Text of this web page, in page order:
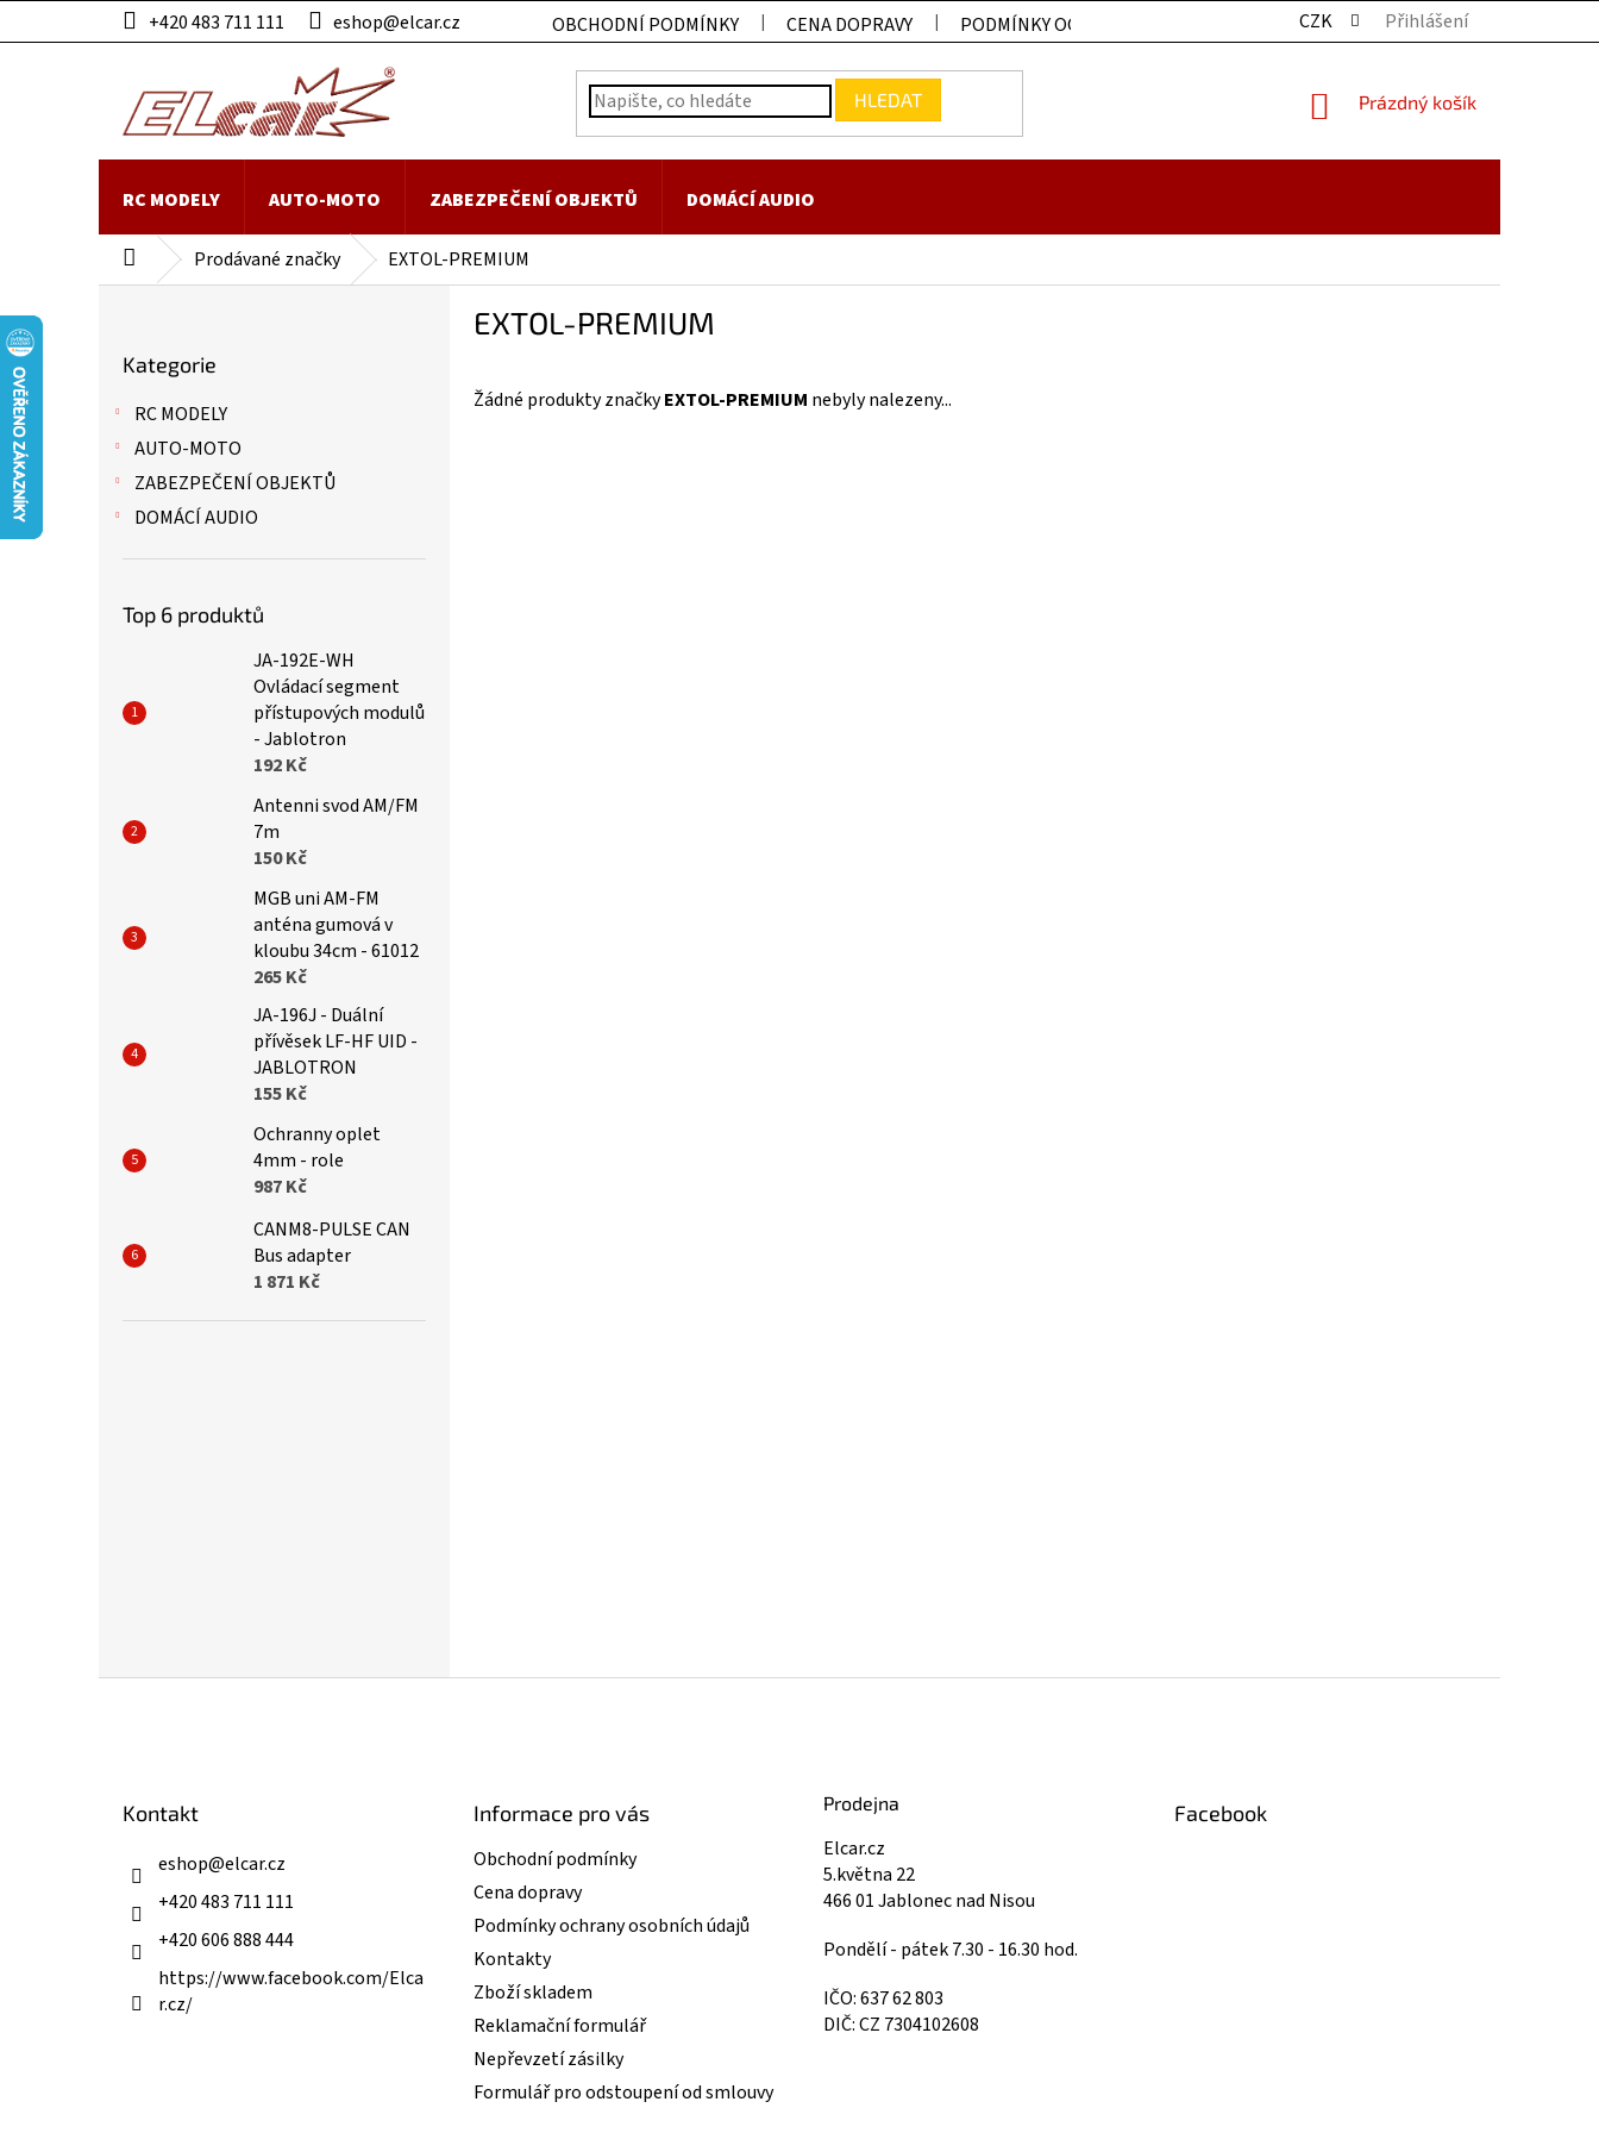
na
+420 483 711 111 eshop@elcar.cz OBCHODNÍ PODMÍNKY CENA DOPRAVY PODMÍNKY OCHRANY OSOBNÍCH ÚDAJŮ KONTAKTY
CZK Přihlášení
HLEDAT
NÁKUPNÍ
Prázdný košík
RC MODELY AUTO-MOTO ZABEZPEČENÍ OBJEKTŮ DOMÁCÍ AUDIO
Domů Prodávané značky EXTOL-PREMIUM
kategorie
Kategorie
RC MODELY
AUTO-MOTO
ZABEZPEČENÍ OBJEKTŮ
DOMÁCÍ AUDIO
Top 6 produktů
JA-192E-WH
Ovládací segment
přístupových modulů
- Jablotron
192 Kč
Antenni svod AM/FM
7m
150 Kč
MGB uni AM-FM
anténa gumová v
kloubu 34cm - 61012
265 Kč
JA-196J - Duální
přívěsek LF-HF UID -
JABLOTRON
155 Kč
Ochranny oplet
4mm - role
987 Kč
CANM8-PULSE CAN
Bus adapter
1 871 Kč
EXTOL-PREMIUM
Žádné produkty značkyEXTOL-PREMIUM nebyly nalezeny...
Kontakt
eshop@elcar.cz
+420 483 711 111
+420 606 888 444
https://www.facebook.com/Elca
r.cz/
Informace pro vás
Obchodní podmínky
Cena dopravy
Podmínky ochrany osobních údajů
Kontakty
Zboží skladem
Reklamační formulář
Nepřevzetí zásilky
Formulář pro odstoupení od smlouvy
Prodejna
Elcar.cz
5.května 22
466 01 Jablonec nad Nisou
Pondělí - pátek 7.30 - 16.30 hod.
IČO: 637 62 803
DIČ: CZ 7304102608
Facebook